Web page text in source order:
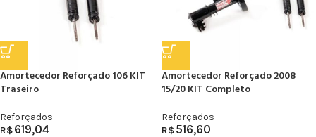
Amortecedor Reforçado 106 KIT
Traseiro
Reforçados
R$619,04
Amortecedor Reforçado 2008
15/20 KIT Completo
Reforçados
R$516,60